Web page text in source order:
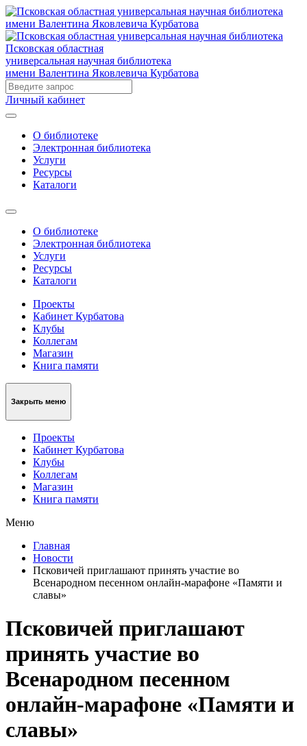
Псковская областная
универсальная научная библиотека
имени Валентина Яковлевича Курбатова
Личный кабинет
О библиотеке
Электронная библиотека
Услуги
Ресурсы
Каталоги
О библиотеке
Электронная библиотека
Услуги
Ресурсы
Каталоги
Проекты
Кабинет Курбатова
Клубы
Коллегам
Магазин
Книга памяти
Закрыть меню
Проекты
Кабинет Курбатова
Клубы
Коллегам
Магазин
Книга памяти
Меню
Главная
Новости
Псковичей приглашают принять участие во
Всенародном песенном онлайн-марафоне «Памяти и
славы»
Псковичей приглашают
принять участие во
Всенародном песенном
онлайн-марафоне «Памяти и
славы»